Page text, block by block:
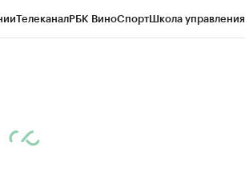
ТелеканалРБК ВиноСпортШкола